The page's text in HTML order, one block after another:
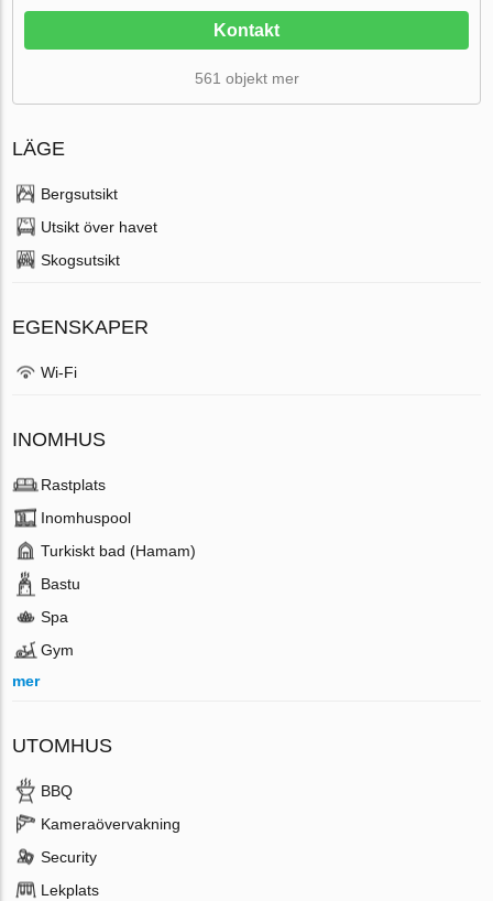
Kontakt
561 objekt mer
LÄGE
Bergsutsikt
Utsikt över havet
Skogsutsikt
EGENSKAPER
Wi-Fi
INOMHUS
Rastplats
Inomhuspool
Turkiskt bad (Hamam)
Bastu
Spa
Gym
mer
UTOMHUS
BBQ
Kameraövervakning
Security
Lekplats